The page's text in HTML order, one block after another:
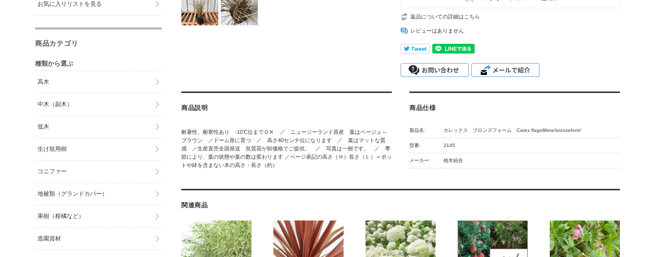
返品についての詳細はこちら
レビューはありません
商品説明
耐暑性、耐寒性あり -10℃位までＯＫ ／ ニュージーランド原産 葉はベージュ～
ブラウン ／ドーム形に育つ ／ 高さ40センチ位になります ／ 葉はマットな質
感 ／生産直売全国発送 良質苗が卸価格でご提供。 ／ 写真は一例です。 ／ 季
節により、葉の状態や葉の数は変わります ／ページ表記の高さ（Ｈ）長さ（Ｌ）＝ポッ
トや鉢を含まない木の高さ・長さ（約）
商品仕様
製品名: カレックス ブロンズフォーム Carex flagellifera'bronzeform'
型番: 2145
メーカー: 植木組合
関連商品
お気に入りリストを見る
商品カテゴリ
種類から選ぶ
高木
中木（副木）
低木
生け垣用樹
コニファー
地被類（グランドカバー）
果樹（柑橘など）
造園資材